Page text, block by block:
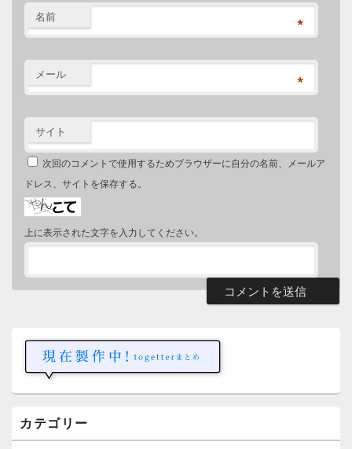
名前 *
メール *
サイト
次回のコメントで使用するためブラウザーに自分の名前、メールア
ドレス、サイトを保存する。
上に表示された文字を入力してください。
バ
ウ
ィ
カテゴリー